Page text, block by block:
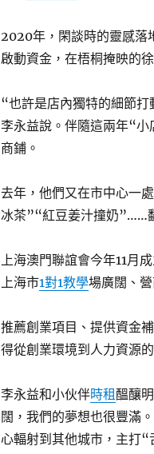
2020年，閑談時的靈感落
啟動資金，在梧桐掩映的
“也許是店內獨特的細節
李永益說。伴隨這兩年“
商鋪。
去年，他們又在市中心一
冰茶”“紅豆姜汁撞奶”……
上海澳門聯誼會今年11月
上海市1對1教學場廣闊、
推薦創業項目、提供資金
得從創業環境到人力資源
李永益和小伙伴時租醞釀
闊，我們的夢想也很豐滿
心輻射到其他城市，主打“